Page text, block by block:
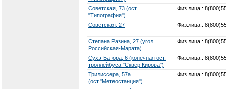
Советская, 73 (ост.
"Типография")
Физ.лица.:
Советская, 27 Физ.лица.:
Степана Разина, 27 (угол
Российская-Марата)
Физ.лица.:
Сухэ-Батора, 6 (конечная ост.
троллейбуса "Сквер Кирова")
Физ.лица.:
Трилиссера, 57а
(ост."Метеостанция")
Физ.лица.: